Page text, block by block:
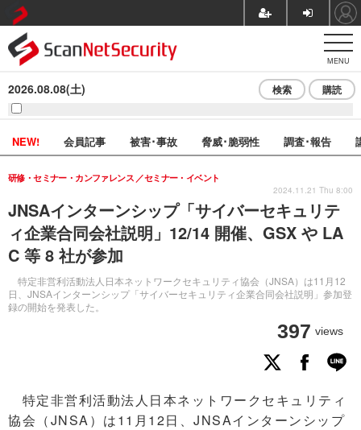
MENU
2026.08.08(土) 検索 購読
NEW! 会員記事 被害･事故 脅威･脆弱性 調査･報告
JNSAインターンシップ「サイバーセキュリテ
ィ企業合同会社説明」12/14 開催、GSX や LA
C 等 8 社が参加
特定非営利活動法人日本ネットワークセキュリティ協会（JNSA）は11月12
日、JNSAインターンシップ「サイバーセキュリティ企業合同会社説明」参加登
録の開始を発表した。
研修・セミナー・カンファレンス セミナー・イベント
397 views
2024.11.21 Thu 8:00
特定非営利活動法人日本ネットワークセキュリティ
協会（JNSA）は11月12日、JNSAインターンシップ